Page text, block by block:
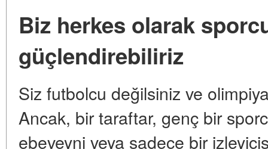
Biz herkes olarak sporcu
güçlendirebiliriz
Siz futbolcu değilsiniz ve
Ancak, bir taraftar, genç bir
ebeveyni veya sadece bir